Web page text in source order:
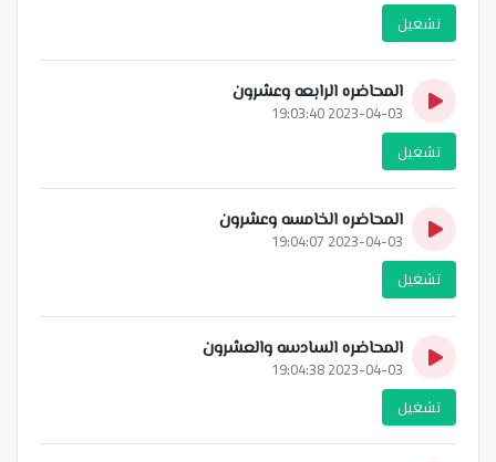
تشغيل
المحاضره الرابعه وعشرون
2023-04-03 19:03:40
تشغيل
المحاضره الخامسه وعشرون
2023-04-03 19:04:07
تشغيل
المحاضره السادسه والعشرون
2023-04-03 19:04:38
تشغيل